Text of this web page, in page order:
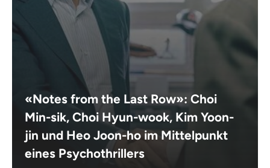
«Notes from the Last Row»: Choi
Min-sik, Choi Hyun-wook, Kim Yoon-
jin und Heo Joon-ho im Mittelpunkt
eines Psychothrillers